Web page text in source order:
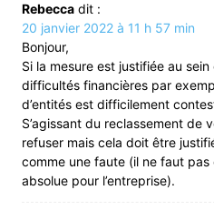
Rebecca dit :
20 janvier 2022 à 11 h 57 min
Bonjour,
Si la mesure est justifiée au
difficultés financières par
d’entités est difficilement
S’agissant du reclassement de
refuser mais cela doit être
comme une faute (il ne faut
absolue pour l’entreprise).